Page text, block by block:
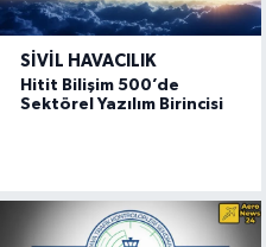
SIVIL HAVACILIK
Hitit Bilişim 500’de
Sektörel Yazılım Birincisi